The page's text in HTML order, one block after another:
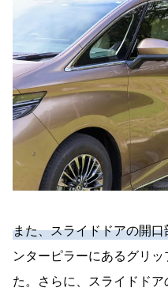
また、スライドドアの開
ンターピラーにあるグリ
た。さらに、スライドド